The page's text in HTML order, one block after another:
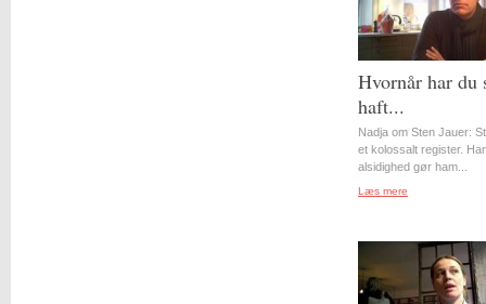
Hvornår har du
haft...
Nadja om Sten Jauer:
et kolossalt register.
alsidighed gør ham...
Læs mere